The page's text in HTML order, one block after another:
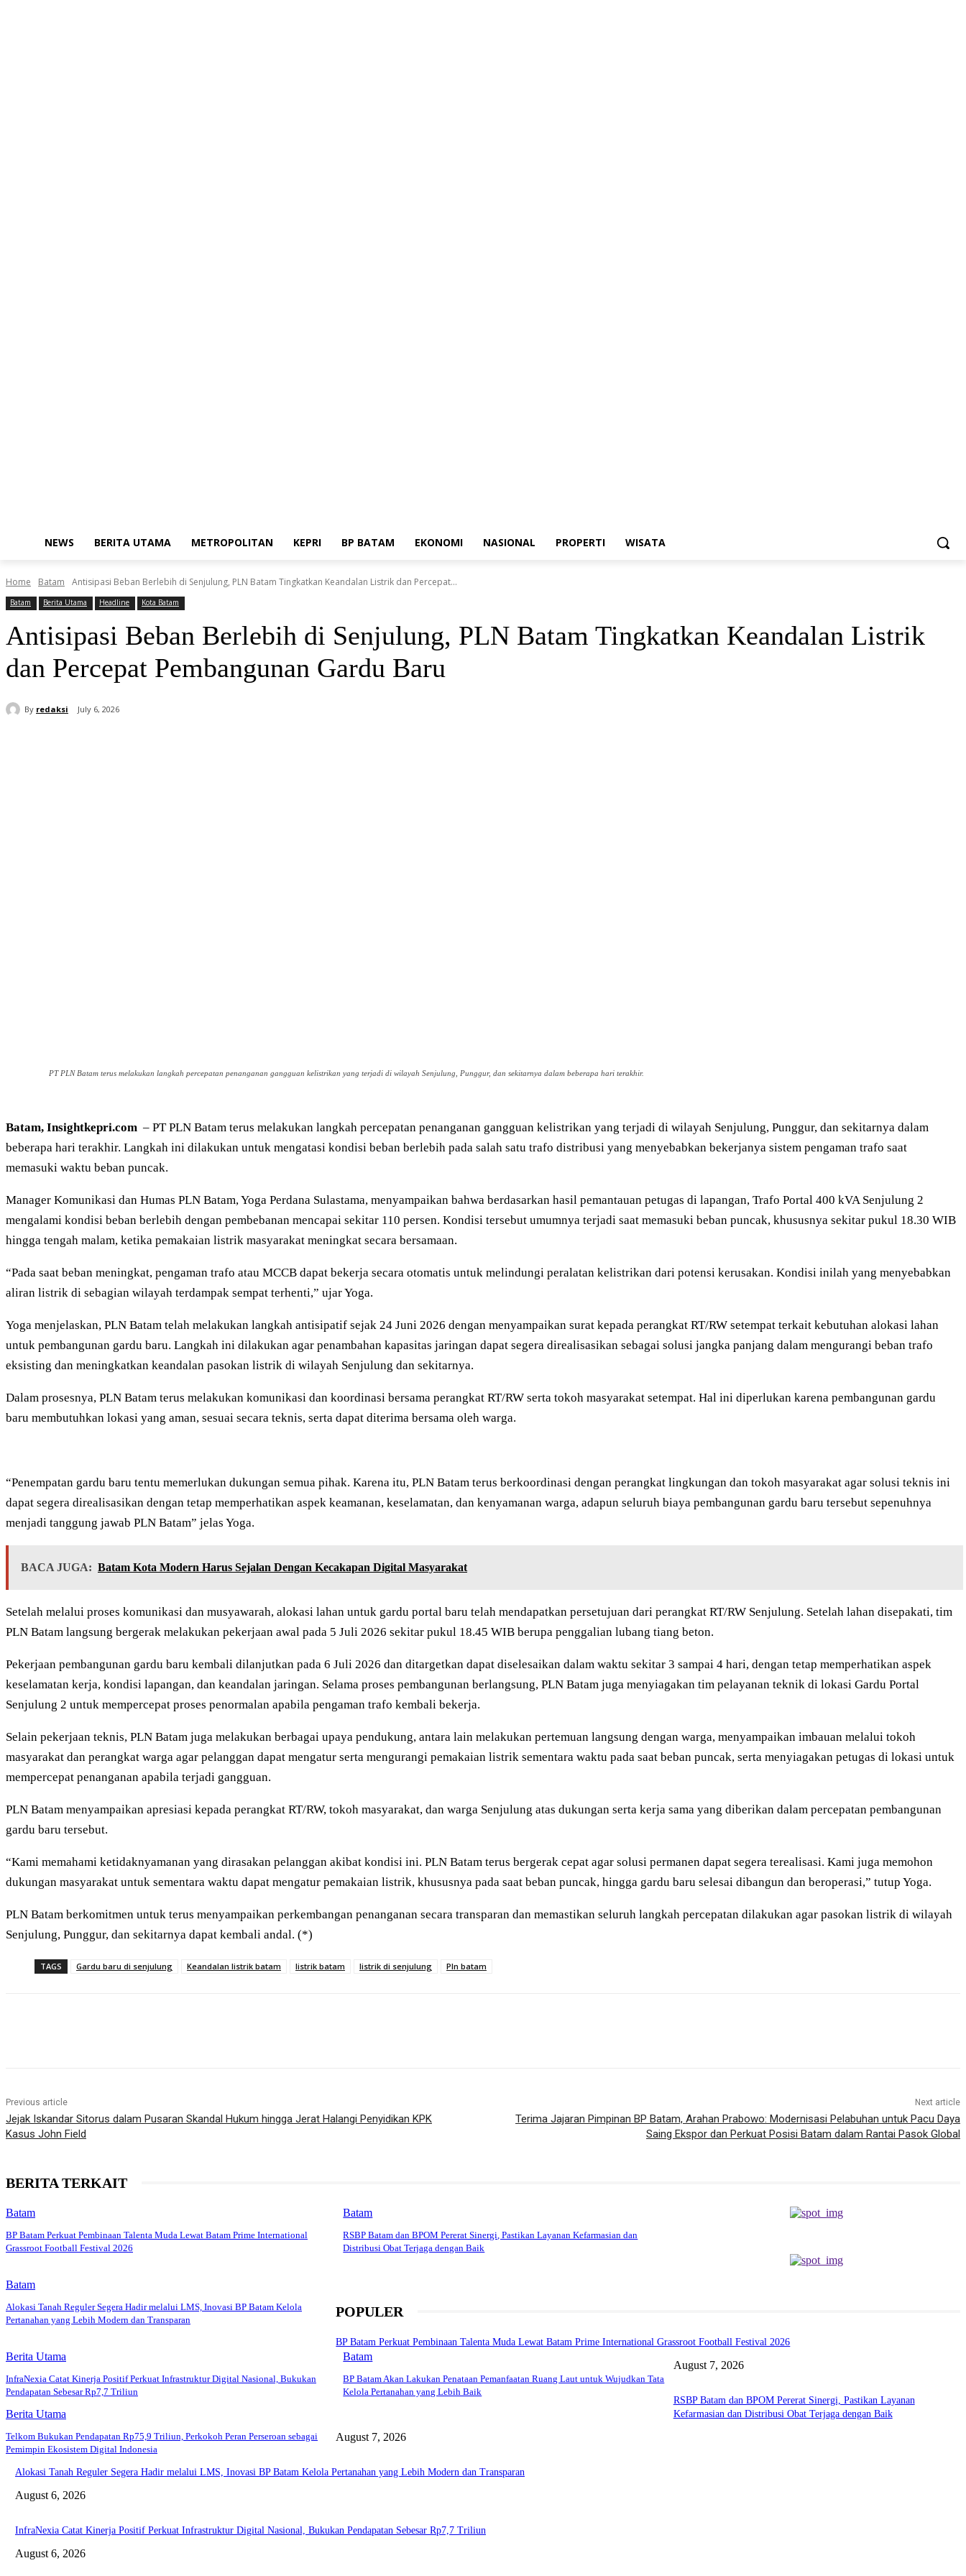
NEWS BERITA UTAMA METROPOLITAN KEPRI BP BATAM EKONOMI NASIONAL PROPERTI WISATA
Home Batam Antisipasi Beban Berlebih di Senjulung, PLN Batam Tingkatkan Keandalan Listrik dan Percepat...
Batam Berita Utama Headline Kota Batam
Antisipasi Beban Berlebih di Senjulung, PLN Batam Tingkatkan Keandalan Listrik
dan Percepat Pembangunan Gardu Baru
By redaksi July 6, 2026
PT PLN Batam terus melakukan langkah percepatan penanganan gangguan kelistrikan yang terjadi di wilayah Senjulung, Punggur, dan sekitarnya dalam beberapa hari terakhir.
Batam, Insightkepri.com – PT PLN Batam terus melakukan langkah percepatan penanganan gangguan kelistrikan yang terjadi di wilayah Senjulung, Punggur, dan sekitarnya dalam
beberapa hari terakhir. Langkah ini dilakukan untuk mengatasi kondisi beban berlebih pada salah satu trafo distribusi yang menyebabkan bekerjanya sistem pengaman trafo saat
memasuki waktu beban puncak.
Manager Komunikasi dan Humas PLN Batam, Yoga Perdana Sulastama, menyampaikan bahwa berdasarkan hasil pemantauan petugas di lapangan, Trafo Portal 400 kVA Senjulung 2
mengalami kondisi beban berlebih dengan pembebanan mencapai sekitar 110 persen. Kondisi tersebut umumnya terjadi saat memasuki beban puncak, khususnya sekitar pukul 18.30 WIB
hingga tengah malam, ketika pemakaian listrik masyarakat meningkat secara bersamaan.
“Pada saat beban meningkat, pengaman trafo atau MCCB dapat bekerja secara otomatis untuk melindungi peralatan kelistrikan dari potensi kerusakan. Kondisi inilah yang menyebabkan
aliran listrik di sebagian wilayah terdampak sempat terhenti,” ujar Yoga.
Yoga menjelaskan, PLN Batam telah melakukan langkah antisipatif sejak 24 Juni 2026 dengan menyampaikan surat kepada perangkat RT/RW setempat terkait kebutuhan alokasi lahan
untuk pembangunan gardu baru. Langkah ini dilakukan agar penambahan kapasitas jaringan dapat segera direalisasikan sebagai solusi jangka panjang dalam mengurangi beban trafo
eksisting dan meningkatkan keandalan pasokan listrik di wilayah Senjulung dan sekitarnya.
Dalam prosesnya, PLN Batam terus melakukan komunikasi dan koordinasi bersama perangkat RT/RW serta tokoh masyarakat setempat. Hal ini diperlukan karena pembangunan gardu
baru membutuhkan lokasi yang aman, sesuai secara teknis, serta dapat diterima bersama oleh warga.
“Penempatan gardu baru tentu memerlukan dukungan semua pihak. Karena itu, PLN Batam terus berkoordinasi dengan perangkat lingkungan dan tokoh masyarakat agar solusi teknis ini
dapat segera direalisasikan dengan tetap memperhatikan aspek keamanan, keselamatan, dan kenyamanan warga, adapun seluruh biaya pembangunan gardu baru tersebut sepenuhnya
menjadi tanggung jawab PLN Batam” jelas Yoga.
BACA JUGA: Batam Kota Modern Harus Sejalan Dengan Kecakapan Digital Masyarakat
Setelah melalui proses komunikasi dan musyawarah, alokasi lahan untuk gardu portal baru telah mendapatkan persetujuan dari perangkat RT/RW Senjulung. Setelah lahan disepakati, tim
PLN Batam langsung bergerak melakukan pekerjaan awal pada 5 Juli 2026 sekitar pukul 18.45 WIB berupa penggalian lubang tiang beton.
Pekerjaan pembangunan gardu baru kembali dilanjutkan pada 6 Juli 2026 dan ditargetkan dapat diselesaikan dalam waktu sekitar 3 sampai 4 hari, dengan tetap memperhatikan aspek
keselamatan kerja, kondisi lapangan, dan keandalan jaringan. Selama proses pembangunan berlangsung, PLN Batam juga menyiagakan tim pelayanan teknik di lokasi Gardu Portal
Senjulung 2 untuk mempercepat proses penormalan apabila pengaman trafo kembali bekerja.
Selain pekerjaan teknis, PLN Batam juga melakukan berbagai upaya pendukung, antara lain melakukan pertemuan langsung dengan warga, menyampaikan imbauan melalui tokoh
masyarakat dan perangkat warga agar pelanggan dapat mengatur serta mengurangi pemakaian listrik sementara waktu pada saat beban puncak, serta menyiagakan petugas di lokasi untuk
mempercepat penanganan apabila terjadi gangguan.
PLN Batam menyampaikan apresiasi kepada perangkat RT/RW, tokoh masyarakat, dan warga Senjulung atas dukungan serta kerja sama yang diberikan dalam percepatan pembangunan
gardu baru tersebut.
“Kami memahami ketidaknyamanan yang dirasakan pelanggan akibat kondisi ini. PLN Batam terus bergerak cepat agar solusi permanen dapat segera terealisasi. Kami juga memohon
dukungan masyarakat untuk sementara waktu dapat mengatur pemakaian listrik, khususnya pada saat beban puncak, hingga gardu baru selesai dibangun dan beroperasi,” tutup Yoga.
PLN Batam berkomitmen untuk terus menyampaikan perkembangan penanganan secara transparan dan memastikan seluruh langkah percepatan dilakukan agar pasokan listrik di wilayah
Senjulung, Punggur, dan sekitarnya dapat kembali andal. (*)
TAGS Gardu baru di senjulung Keandalan listrik batam listrik batam listrik di senjulung Pln batam
Previous article
Jejak Iskandar Sitorus dalam Pusaran Skandal Hukum hingga Jerat Halangi Penyidikan KPK
Kasus John Field
Next article
Terima Jajaran Pimpinan BP Batam, Arahan Prabowo: Modernisasi Pelabuhan untuk Pacu Daya
Saing Ekspor dan Perkuat Posisi Batam dalam Rantai Pasok Global
BERITA TERKAIT
Batam
BP Batam Perkuat Pembinaan Talenta Muda Lewat Batam Prime International
Grassroot Football Festival 2026
Batam
RSBP Batam dan BPOM Pererat Sinergi, Pastikan Layanan Kefarmasian dan
Distribusi Obat Terjaga dengan Baik
Batam
Alokasi Tanah Reguler Segera Hadir melalui LMS, Inovasi BP Batam Kelola
Pertanahan yang Lebih Modern dan Transparan
Berita Utama
InfraNexia Catat Kinerja Positif Perkuat Infrastruktur Digital Nasional, Bukukan
Pendapatan Sebesar Rp7,7 Triliun
Batam
BP Batam Akan Lakukan Penataan Pemanfaatan Ruang Laut untuk Wujudkan Tata
Kelola Pertanahan yang Lebih Baik
Berita Utama
Telkom Bukukan Pendapatan Rp75,9 Triliun, Perkokoh Peran Perseroan sebagai
Pemimpin Ekosistem Digital Indonesia
POPULER
BP Batam Perkuat Pembinaan Talenta Muda Lewat Batam Prime International Grassroot Football Festival 2026
August 7, 2026
RSBP Batam dan BPOM Pererat Sinergi, Pastikan Layanan
Kefarmasian dan Distribusi Obat Terjaga dengan Baik
August 7, 2026
Alokasi Tanah Reguler Segera Hadir melalui LMS, Inovasi BP Batam Kelola Pertanahan yang Lebih Modern dan Transparan
August 6, 2026
InfraNexia Catat Kinerja Positif Perkuat Infrastruktur Digital Nasional, Bukukan Pendapatan Sebesar Rp7,7 Triliun
August 6, 2026